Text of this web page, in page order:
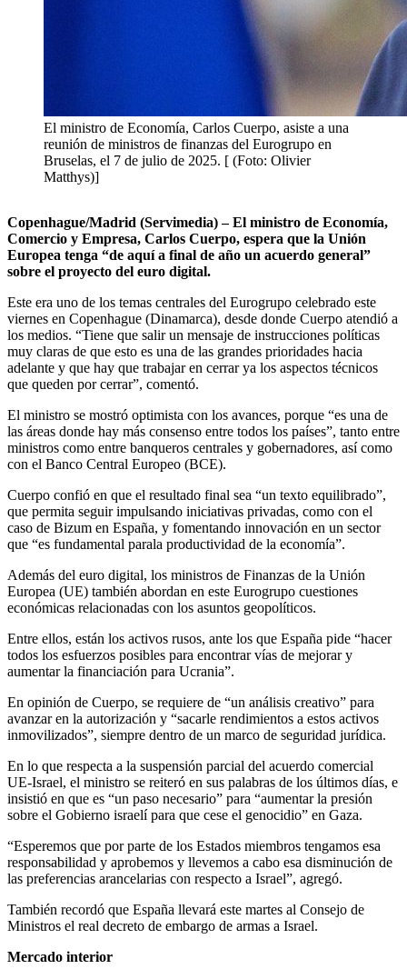
El ministro de Economía, Carlos Cuerpo, asiste a una
reunión de ministros de finanzas del Eurogrupo en
Bruselas, el 7 de julio de 2025. [ (Foto: Olivier
Matthys)]
Copenhague/Madrid (Servimedia) – El ministro de Economía,
Comercio y Empresa, Carlos Cuerpo, espera que la Unión
Europea tenga “de aquí a final de año un acuerdo general”
sobre el proyecto del euro digital.
Este era uno de los temas centrales del Eurogrupo celebrado este
viernes en Copenhague (Dinamarca), desde donde Cuerpo atendió a
los medios. “Tiene que salir un mensaje de instrucciones políticas
muy claras de que esto es una de las grandes prioridades hacia
adelante y que hay que trabajar en cerrar ya los aspectos técnicos
que queden por cerrar”, comentó.
El ministro se mostró optimista con los avances, porque “es una de
las áreas donde hay más consenso entre todos los países”, tanto entre
ministros como entre banqueros centrales y gobernadores, así como
con el Banco Central Europeo (BCE).
Cuerpo confió en que el resultado final sea “un texto equilibrado”,
que permita seguir impulsando iniciativas privadas, como con el
caso de Bizum en España, y fomentando innovación en un sector
que “es fundamental parala productividad de la economía”.
Además del euro digital, los ministros de Finanzas de la Unión
Europea (UE) también abordan en este Eurogrupo cuestiones
económicas relacionadas con los asuntos geopolíticos.
Entre ellos, están los activos rusos, ante los que España pide “hacer
todos los esfuerzos posibles para encontrar vías de mejorar y
aumentar la financiación para Ucrania”.
En opinión de Cuerpo, se requiere de “un análisis creativo” para
avanzar en la autorización y “sacarle rendimientos a estos activos
inmovilizados”, siempre dentro de un marco de seguridad jurídica.
En lo que respecta a la suspensión parcial del acuerdo comercial
UE-Israel, el ministro se reiteró en sus palabras de los últimos días, e
insistió en que es “un paso necesario” para “aumentar la presión
sobre el Gobierno israelí para que cese el genocidio” en Gaza.
“Esperemos que por parte de los Estados miembros tengamos esa
responsabilidad y aprobemos y llevemos a cabo esa disminución de
las preferencias arancelarias con respecto a Israel”, agregó.
También recordó que España llevará este martes al Consejo de
Ministros el real decreto de embargo de armas a Israel.
Mercado interior